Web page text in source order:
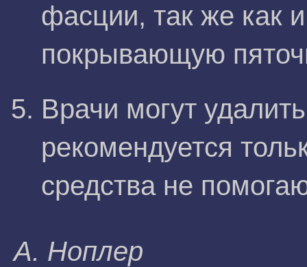
фасции, так же как
покрывающую
Врачи могут
рекомендуется
средства не
A. Hoплep